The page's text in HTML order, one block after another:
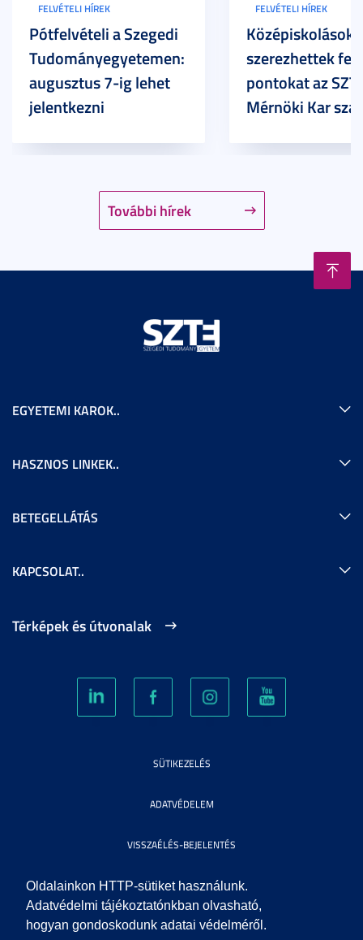
Oldalainkon HTTP-sütiket használunk.
Adatvédelmi tájékoztatónkban olvasható,
hogyan gondoskodunk adatai védelméről.
További hírek
FELVÉTELI HÍREK
Pótfelvételi a Szegedi
Tudományegyetemen:
augusztus 7-ig lehet
jelentkezni
FELVÉTELI HÍREK
Középiskolások
szerezhettek
pontokat az
Mérnöki Kar
EGYETEMI KAROK..
HASZNOS LINKEK..
BETEGELLÁTÁS
KAPCSOLAT..
Térképek és útvonalak
SÜTIKEZELÉS
ADATVÉDELEM
VISSZAÉLÉS-BEJELENTÉS
KÖZÉRDEKŰ ADATOK
IMPRESSZUM